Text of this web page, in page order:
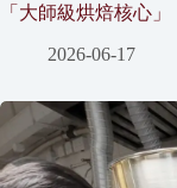
「大師級烘焙核心」
2026-06-17